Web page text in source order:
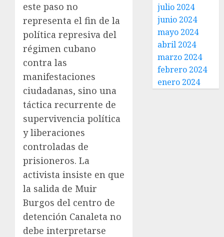
este paso no
representa el fin de la
política represiva del
régimen cubano
contra las
manifestaciones
ciudadanas, sino una
táctica recurrente de
supervivencia política
y liberaciones
controladas de
prisioneros. La
activista insiste en que
la salida de Muir
Burgos del centro de
detención Canaleta no
debe interpretarse
julio 2024
junio 2024
mayo 2024
abril 2024
marzo 2024
febrero 2024
enero 2024